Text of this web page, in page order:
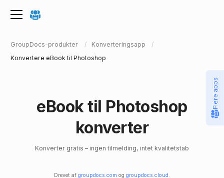
GroupDocs-produkter
Konverteringsapp
Konvertere eBook til Photoshop
eBook til Photoshop
konverter
Konverter gratis – ingen tilmelding, intet kvalitetstab
Drevet af groupdocs.com og groupdocs.cloud .
Flere apps